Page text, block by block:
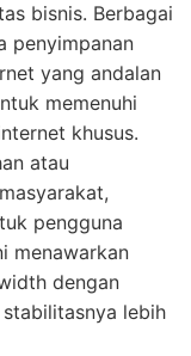
bisnis. Berbagai
penyimpanan
yang andalan
memenuhi
khusus.
atau
pengguna
menawarkan
dengan
lebih